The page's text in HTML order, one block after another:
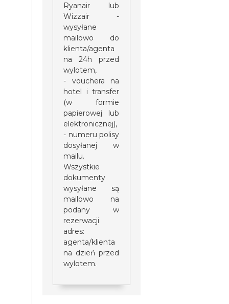
Ryanair lub
Wizzair -
wysyłane
mailowo do
klienta/agenta
na 24h przed
wylotem,
- vouchera na
hotel i transfer
(w formie
papierowej lub
elektronicznej),
- numeru polisy
dosyłanej w
mailu.
Wszystkie
dokumenty
wysyłane są
mailowo na
podany w
rezerwacji
adres:
agenta/klienta
na dzień przed
wylotem.